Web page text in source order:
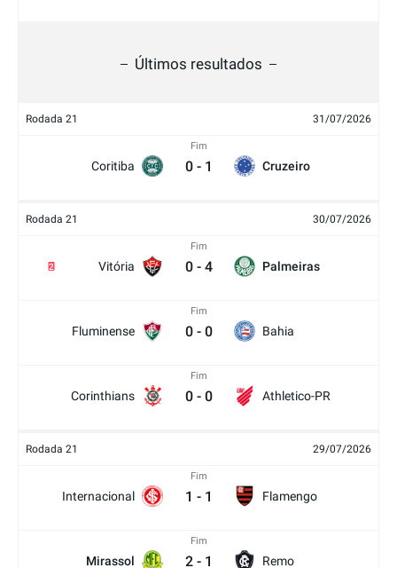
Últimos resultados
Rodada 21 31/07/2026
Coritiba
Fim
0 - 1 Cruzeiro
Rodada 21 30/07/2026
Vitória
2
Fim
0 - 4 Palmeiras
Fluminense
Fim
0 - 0 Bahia
Corinthians
Fim
0 - 0 Athletico-PR
Rodada 21 29/07/2026
Internacional
Fim
1 - 1 Flamengo
Mirassol
Fim
2 - 1 Remo